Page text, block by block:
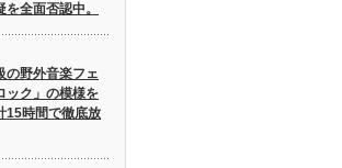
全面否認中。
の野外音楽フェ
ック」の模様を
15時間で徹底放